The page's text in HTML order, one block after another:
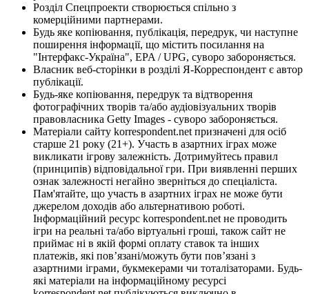
Розділ Спецпроекти створюється спільно з
комерційними партнерами.
Будь яке копіювання, публікація, передрук, чи наступне
поширення інформації, що містить посилання на
"Інтерфакс-Україна", EPA / UPG, суворо забороняється.
Власник веб-сторінки в розділі Я-Корреспондент є автор
публікації.
Будь-яке копіювання, передрук та відтворення
фотографічних творів та/або аудіовізуальних творів
правовласника Getty Images - суворо забороняється.
Матеріали сайту korrespondent.net призначені для осіб
старше 21 року (21+). Участь в азартних іграх може
викликати ігрову залежність. Дотримуйтесь правил
(принципів) відповідальної гри. При виявленні перших
ознак залежності негайно зверніться до спеціаліста.
Пам'ятайте, що участь в азартних іграх не може бути
джерелом доходів або альтернативою роботі.
Інформаційний ресурс korrespondent.net не проводить
ігри на реальні та/або віртуальні гроші, також сайт не
приймає ні в якій формі оплату ставок та інших
платежів, які пов’язані/можуть бути пов’язані з
азартними іграми, букмекерами чи тоталізаторами. Будь-
які матеріали на інформаційному ресурсі